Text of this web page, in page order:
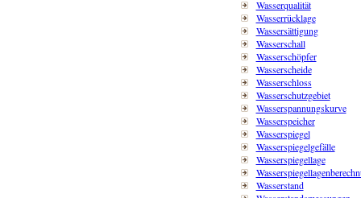
Wasserqualität
Wasserrücklage
Wassersättigung
Wasserschall
Wasserschöpfer
Wasserscheide
Wasserschloss
Wasserschutzgebiet
Wasserspannungskurve
Wasserspeicher
Wasserspiegel
Wasserspiegelgefälle
Wasserspiegellage
Wasserstand